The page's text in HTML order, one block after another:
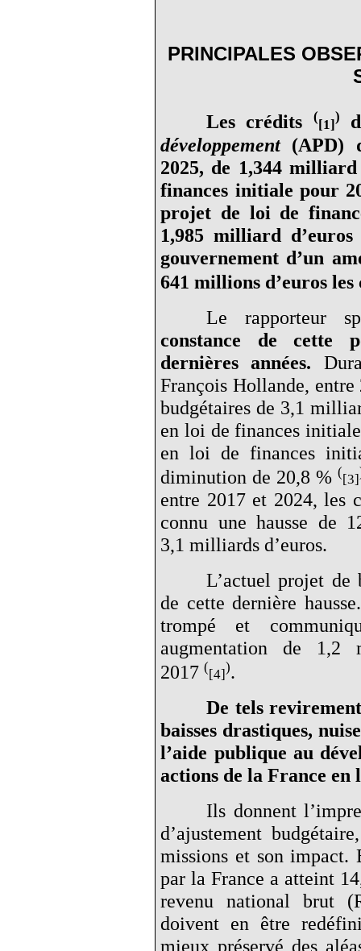
PRINCIPALES
Les crédits ([1])
développement(APD)
2025, de 1,344 milliard
finances initiale pour
projet de loi de
1,985 milliard
gouvernement d’un
641 millions d’euros
Le rapporteur
constance de cette
dernières années.
François Hollande, entre
budgétaires de 3,1
en loi de finances
en loi de finances
diminution de 20,8 %([3]
entre 2017 et 2024, les
connu une hausse de
3,1 milliards d’euros.
L’actuel projet de
de cette dernière
trompé et
augmentation de 1,2
2017([4]).
De tels
baisses drastiques,
l’aide publique au
actions de la France en
Ils donnent
d’ajustement
missions et son impact.
par la France a atteint
revenu national brut
doivent en être
mieux préservé des